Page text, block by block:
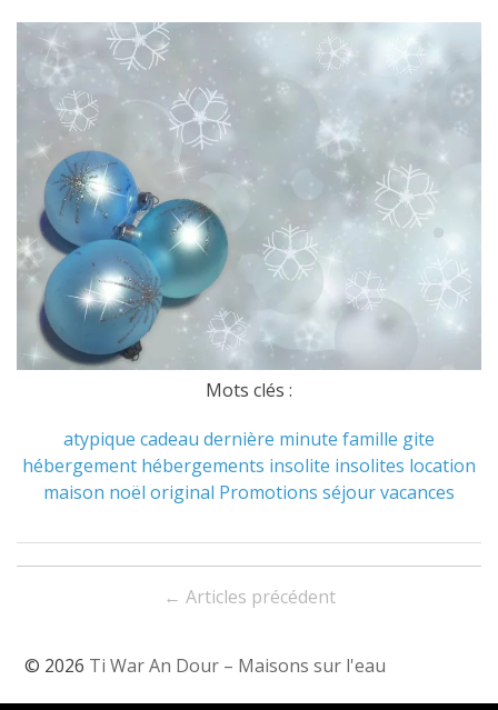
Mots clés :
atypique cadeau dernière minute famille gite
hébergement hébergements insolite insolites location
maison noël original Promotions séjourvacances
les
← Articles précédent
© 2026 Ti War An Dour – Maisons sur l'eau